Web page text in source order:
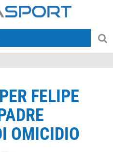
FELIPE
OMICIDIO